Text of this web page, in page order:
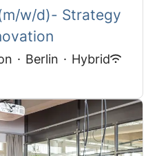
w/d)- Strategy
· Berlin · Hybrid